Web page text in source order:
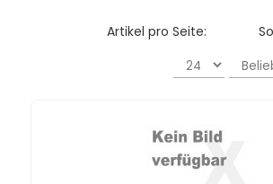
Artikel pro Seite: